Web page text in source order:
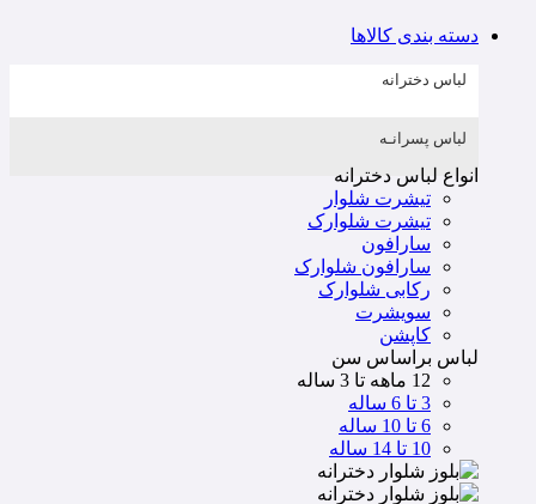
دسته بندی کالاها
لباس دخترانه
لباس پسرانـه
انواع لباس دخترانه
تیشرت شلوار
تیشرت شلوارک
سارافون
سارافون شلوارک
رکابی شلوارک
سویشرت
کاپشن
لباس براساس سن
12 ماهه تا 3 ساله
3 تا 6 ساله
6 تا 10 ساله
10 تا 14 ساله